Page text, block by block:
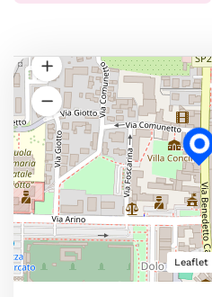
Leaflet